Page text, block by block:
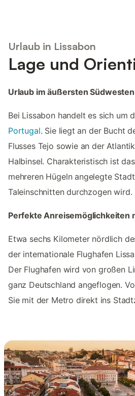
Urlaub in Lissabon
Lage und
Urlaub im äußersten
Bei Lissabon handelt es sich um
Portugal. Sie liegt an der Bucht
Flusses Tejo sowie an der
Halbinsel. Charakteristisch ist
mehreren Hügeln angelegte
Taleinschnitten durchzogen wird.
Perfekte Anreisemöglichkeiten
Etwa sechs Kilometer nördlich
der internationale Flughafen
Der Flughafen wird von großen
ganz Deutschland angeflogen.
Sie mit der Metro direkt ins